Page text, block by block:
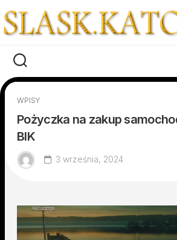
to
content
WPISY
Pożyczka na zakup
BIK
3 września, 2024